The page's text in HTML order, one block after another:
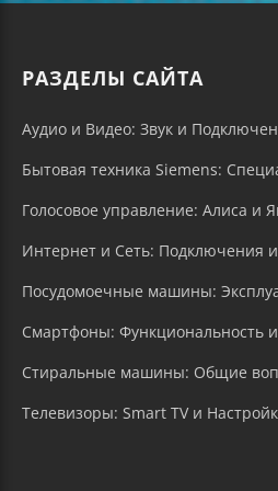
РАЗДЕЛЫ САЙТА
Аудио и Видео: Звук и
Бытовая техника Siemens:
Голосовое управление: Алиса и
Интернет и Сеть: Подключения
Посудомоечные машины:
Смартфоны: Функциональность
Стиральные машины: Общие
Телевизоры: Smart TV и